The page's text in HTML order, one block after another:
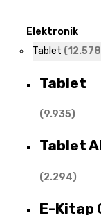
Elektronik
Tablet (12.578
Tablet
(9.935)
Tablet
(2.294)
E-Kitap